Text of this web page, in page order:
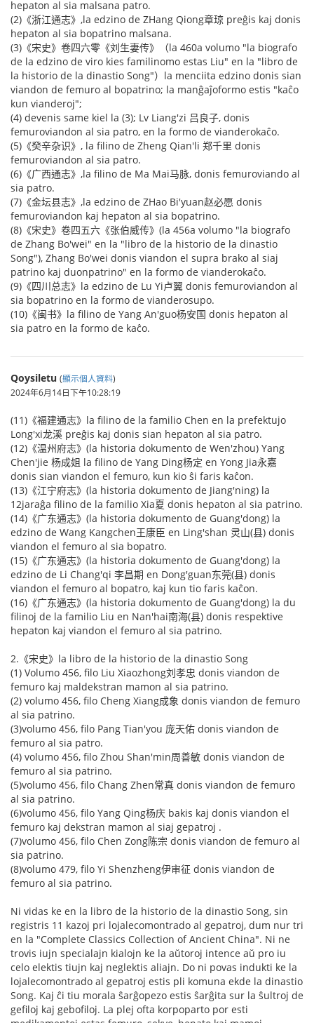
hepaton al sia malsana patro.
(2)《浙江通志》,la edzino de ZHang Qiong章琼 preĝis kaj donis
hepaton al sia bopatrino malsana.
(3)《宋史》卷四六零《刘生妻传》（la 460a volumo "la biografo
de la edzino de viro kies familinomo estas Liu" en la "libro de
la historio de la dinastio Song"）la menciita edzino donis sian
viandon de femuro al bopatrino; la manĝaĵoformo estis "kaĉo
kun vianderoj";
(4) devenis same kiel la (3); Lv Liang'zi 吕良子, donis
femuroviandon al sia patro, en la formo de vianderokaĉo.
(5)《癸辛杂识》, la filino de Zheng Qian'li 郑千里 donis
femuroviandon al sia patro.
(6)《广西通志》,la filino de Ma Mai马脉, donis femuroviando al
sia patro.
(7)《金坛县志》,la edzino de ZHao Bi'yuan赵必愿 donis
femuroviandon kaj hepaton al sia bopatrino.
(8)《宋史》卷四五六《张伯威传》(la 456a volumo "la biografo
de Zhang Bo'wei" en la "libro de la historio de la dinastio
Song"), Zhang Bo'wei donis viandon el supra brako al siaj
patrino kaj duonpatrino" en la formo de vianderokaĉo.
(9)《四川总志》la edzino de Lu Yi卢翼 donis femuroviandon al
sia bopatrino en la formo de vianderosupo.
(10)《闽书》la filino de Yang An'guo杨安国 donis hepaton al
sia patro en la formo de kaĉo.
Qoysiletu (顯示個人資料)
2024年6月14日下午10:28:19
(11)《福建通志》la filino de la familio Chen en la prefektujo
Long'xi龙溪 preĝis kaj donis sian hepaton al sia patro.
(12)《温州府志》(la historia dokumento de Wen'zhou) Yang
Chen'jie 杨成姐 la filino de Yang Ding杨定 en Yong Jia永嘉
donis sian viandon el femuro, kun kio ŝi faris kaĉon.
(13)《江宁府志》(la historia dokumento de Jiang'ning) la
12jaraĝa filino de la familio Xia夏 donis hepaton al sia patrino.
(14)《广东通志》(la historia dokumento de Guang'dong) la
edzino de Wang Kangchen王康臣 en Ling'shan 灵山(县) donis
viandon el femuro al sia bopatro.
(15)《广东通志》(la historia dokumento de Guang'dong) la
edzino de Li Chang'qi 李昌期 en Dong'guan东莞(县) donis
viandon el femuro al bopatro, kaj kun tio faris kaĉon.
(16)《广东通志》(la historia dokumento de Guang'dong) la du
filinoj de la familio Liu en Nan'hai南海(县) donis respektive
hepaton kaj viandon el femuro al sia patrino.
2.《宋史》la libro de la historio de la dinastio Song
(1) Volumo 456, filo Liu Xiaozhong刘孝忠 donis viandon de
femuro kaj maldekstran mamon al sia patrino.
(2) volumo 456, filo Cheng Xiang成象 donis viandon de femuro
al sia patrino.
(3)volumo 456, filo Pang Tian'you 庞天佑 donis viandon de
femuro al sia patro.
(4) volumo 456, filo Zhou Shan'min周善敏 donis viandon de
femuro al sia patrino.
(5)volumo 456, filo Chang Zhen常真 donis viandon de femuro
al sia patrino.
(6)volumo 456, filo Yang Qing杨庆 bakis kaj donis viandon el
femuro kaj dekstran mamon al siaj gepatroj .
(7)volumo 456, filo Chen Zong陈宗 donis viandon de femuro al
sia patrino.
(8)volumo 479, filo Yi Shenzheng伊审征 donis viandon de
femuro al sia patrino.
Ni vidas ke en la libro de la historio de la dinastio Song, sin
registris 11 kazoj pri lojalecomontrado al gepatroj, dum nur tri
en la "Complete Classics Collection of Ancient China". Ni ne
trovis iujn specialajn kialojn ke la aŭtoroj intence aŭ pro iu
celo elektis tiujn kaj neglektis aliajn. Do ni povas indukti ke la
lojalecomontrado al gepatroj estis pli komuna ekde la dinastio
Song. Kaj ĉi tiu morala ŝarĝopezo estis ŝarĝita sur la ŝultroj de
gefiloj kaj gebofiloj. La plej ofta korpoparto por esti